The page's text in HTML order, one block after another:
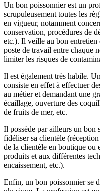
Un bon poissonnier est un
scrupuleusement toutes les
en vigueur, notamment
conservation, procédures de
etc.). Il veille au bon entretien
poste de travail entre chaque
limiter les risques de
Il est également très habile.
consiste en effet à effectuer
au métier et demandant une
écaillage, ouverture des
de fruits de mer, etc.
Il possède par ailleurs un bon
fidéliser sa clientèle
de la clientèle en boutique ou
produits et aux différentes
encaissement, etc.).
Enfin, un bon poissonnier se